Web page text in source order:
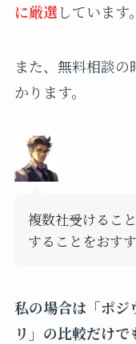
に厳選しています。
また、無料相談
かります。
複数社受けるこ
することをおすす
私の場合は「ポジ
リ」の比較だけ